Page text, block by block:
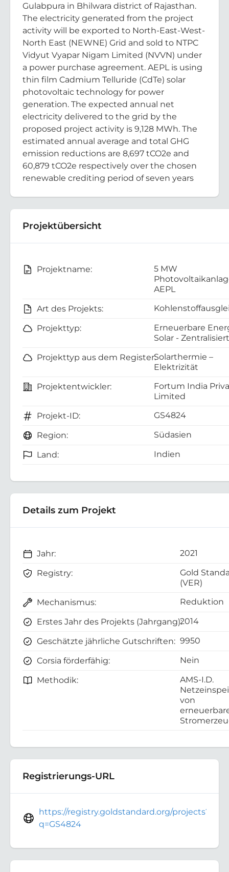
Gulabpura in Bhilwara district of Rajasthan.
The electricity generated from the project
activity will be exported to North-East-West-
North East (NEWNE) Grid and sold to NTPC
Vidyut Vyapar Nigam Limited (NVVN) under
a power purchase agreement. AEPL is using
thin film Cadmium Telluride (CdTe) solar
photovoltaic technology for power
generation. The expected annual net
electricity delivered to the grid by the
proposed project activity is 9,128 MWh. The
estimated annual average and total GHG
emission reductions are 8,697 tCO2e and
60,879 tCO2e respectively over the chosen
renewable crediting period of seven years
Projektübersicht
Projektname:
5 MW
AEPL
Art des Projekts:
Projekttyp:
Erneuerbare
Solar - Zentralisiert
Projekttyp aus dem Register:Solarthermie –
Elektrizität
Projektentwickler:
Fortum India
Limited
Projekt-ID:
GS4824
Region: Südasien
Land: Indien
Details zum Projekt
Jahr: 2021
Registry:
Gold
(VER)
Mechanismus:
Reduktion
Erstes Jahr des Projekts (Jahrgang):2014
Geschätzte jährliche Gutschriften: 9950
Corsia förderfähig: Nein
Methodik:
AMS-I.D.
von
Registrierungs-URL
https://registry.goldstandard.org/projects?
q=GS4824